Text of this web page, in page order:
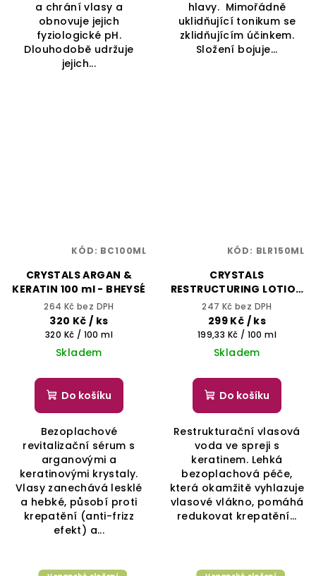
a chrání vlasy a
obnovuje jejich
fyziologické pH.
Dlouhodobě udržuje
jejich...
hlavy. Mimořádně
uklidňující tonikum se
zklidňujícím účinkem.
Složení bojuje...
CRYSTALS ARGAN &
KERATIN 100 ml - BHEYSÉ
264 Kč bez DPH
320 Kč / ks
Měrná
cena:
320 Kč / 100 ml
Skladem
Do košíku
Bezoplachové
revitalizační sérum s
arganovými a
keratinovými krystaly.
Vlasy zanechává lesklé
a hebké, působí proti
krepatění (anti-frizz
efekt) a...
KÓD: BC100ML
CRYSTALS
RESTRUCTURING LOTION
150 ml - BHEYSÉ
247 Kč bez DPH
299 Kč / ks
Měrná
cena:
199,33 Kč / 100 ml
Skladem
Do košíku
Restrukturační vlasová
voda ve spreji s
keratinem. Lehká
bezoplachová péče,
která okamžitě vyhlazuje
vlasové vlákno, pomáhá
redukovat krepatění...
KÓD: BLR150ML